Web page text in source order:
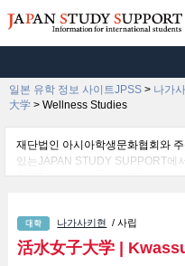
일본 유학 정보 사이트JPSS > 나가
大学 > Wellness Studies
재단법인 아시아학생문화협회와
있는JAPAN STUDY SUPPORT에
1,300여 개의 대학・대학원・단기
Cultural Studies 학부및Wellness
보, 모집정원과 합격자수 등의 입시
에게 유익하고 필요한 정보를 게재
나가사키현 / 사립
活水女子大学|